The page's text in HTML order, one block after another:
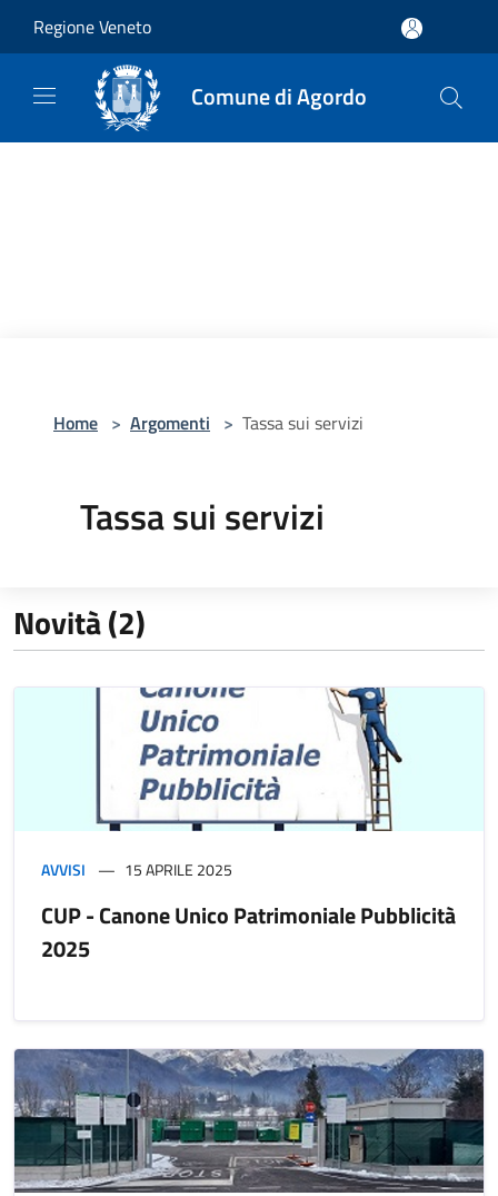
Regione Veneto
Comune di Agordo
Home > Argomenti > Tassa sui servizi
Tassa sui servizi
Novità (2)
AVVISI 15 APRILE 2025
CUP - Canone Unico Patrimoniale Pubblicità
2025